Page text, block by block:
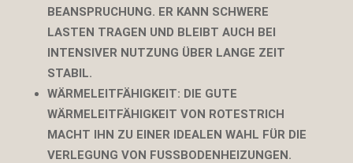
EANSPRUCHUNG. ER KANN SCHWERE L
ASTEN TRAGEN UND BLEIBT AUCH BEI I
NTENSIVER NUTZUNG ÜBER LANGE ZEIT S
TABIL.
WÄRMELEITFÄHIGKEIT: DIE GUTE
WÄRMELEITFÄHIGKEIT VON ROTESTRICH
MACHT IHN ZU EINER IDEALEN WAHL FÜR DIE
VERLEGUNG VON FUSSBODENHEIZUNGEN. D